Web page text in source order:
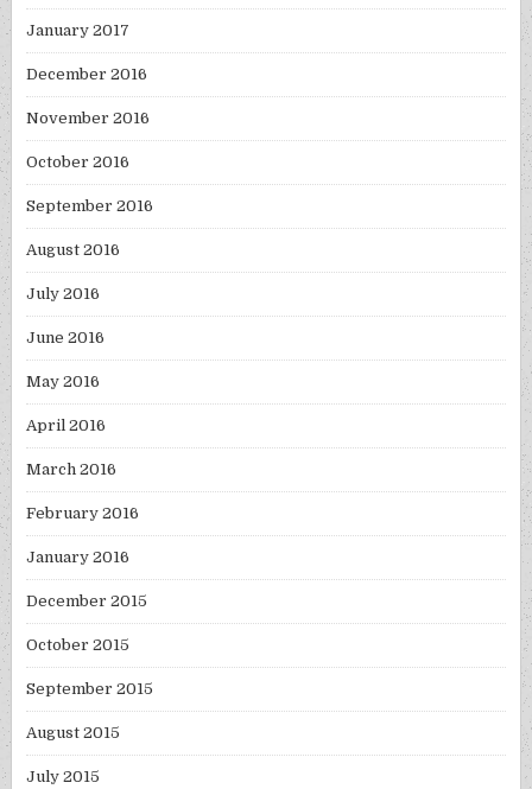
January 2017
December 2016
November 2016
October 2016
September 2016
August 2016
July 2016
June 2016
May 2016
April 2016
March 2016
February 2016
January 2016
December 2015
October 2015
September 2015
August 2015
July 2015